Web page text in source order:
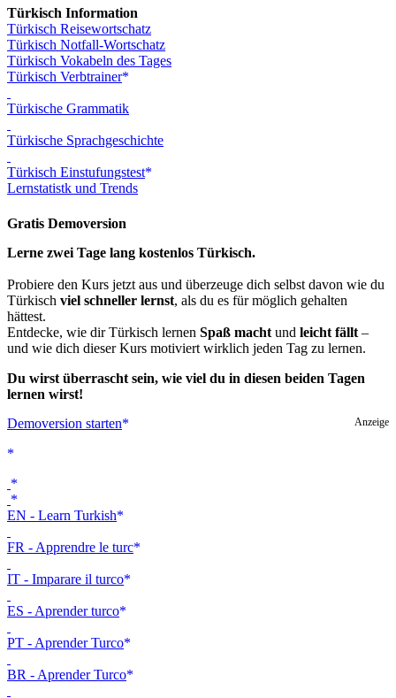
Türkisch Information
Türkisch Reisewortschatz
Türkisch Notfall-Wortschatz
Türkisch Vokabeln des Tages
Türkisch Verbtrainer
Türkische Grammatik
Türkische Sprachgeschichte
Türkisch Einstufungstest
Lernstatistk und Trends
Gratis Demoversion
Lerne zwei Tage lang kostenlos Türkisch.
Probiere den Kurs jetzt aus und überzeuge dich selbst davon wie du
Türkisch viel schneller lernst, als du es für möglich gehalten
hättest.
Entdecke, wie dir Türkisch lernen Spaß macht und leicht fällt –
und wie dich dieser Kurs motiviert wirklich jeden Tag zu lernen.
Du wirst überrascht sein, wie viel du in diesen beiden Tagen
lernen wirst!
Anzeige
Demoversion starten
EN - Learn Turkish
FR - Apprendre le turc
IT - Imparare il turco
ES - Aprender turco
PT - Aprender Turco
BR - Aprender Turco